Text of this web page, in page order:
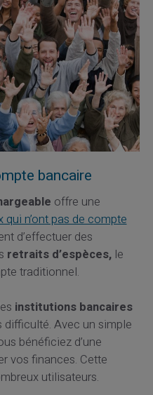
bancaire
offre une
qui n’ont pas de compte
d’effectuer des
retraits d’espèces,le
traditionnel.
institutions bancaires
difficulté. Avec un simple
bénéficiez d’une
vos finances. Cette
utilisateurs.